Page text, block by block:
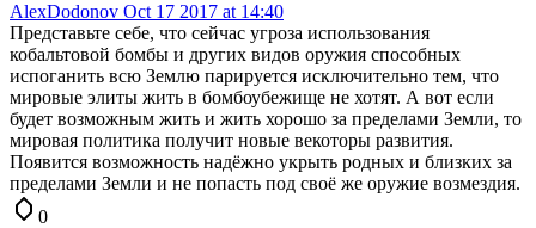
AlexDodonov Oct 17 2017 at 14:40
Представьте себе, что сейчас угроза использования
кобальтовой бомбы и других видов оружия способных
испоганить всю Землю парируется исключительно тем, что
мировые элиты жить в бомбоубежище не хотят. А вот если
будет возможным жить и жить хорошо за пределами Земли, то
мировая политика получит новые векоторы развития.
Появится возможность надёжно укрыть родных и близких за
пределами Земли и не попасть под своё же оружие возмездия.
0